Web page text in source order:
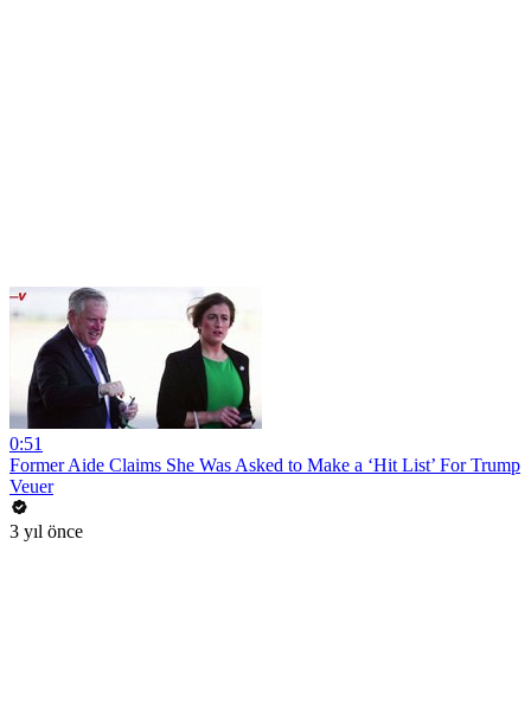
0:51
Former Aide Claims She Was Asked to Make a ‘Hit List’ For Trump
Veuer
3 yıl önce